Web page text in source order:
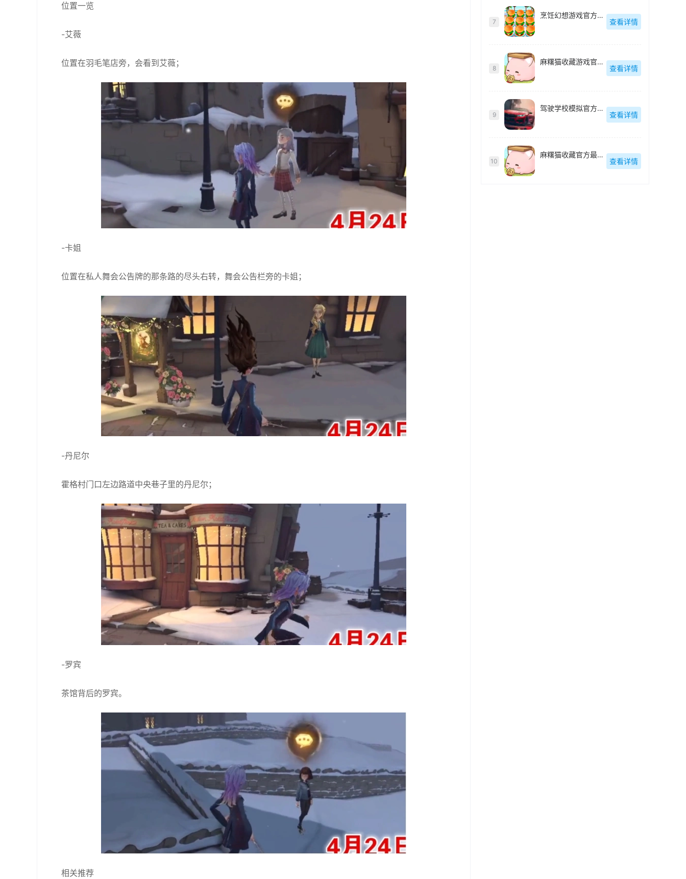
位置一览
-艾薇
位置在羽毛笔店旁，会看到艾薇；
-卡姐
位置在私人舞会公告牌的那条路的尽头右转，舞会公告栏旁的卡姐；
-丹尼尔
霍格村门口左边路道中央巷子里的丹尼尔；
-罗宾
茶馆背后的罗宾。
相关推荐
7
烹饪幻想游戏官方最新版
查看详情
8
麻糬猫收藏游戏官方最新版
查看详情
9
驾驶学校模拟官方最新版
查看详情
10
麻糬猫收藏官方最新版
查看详情